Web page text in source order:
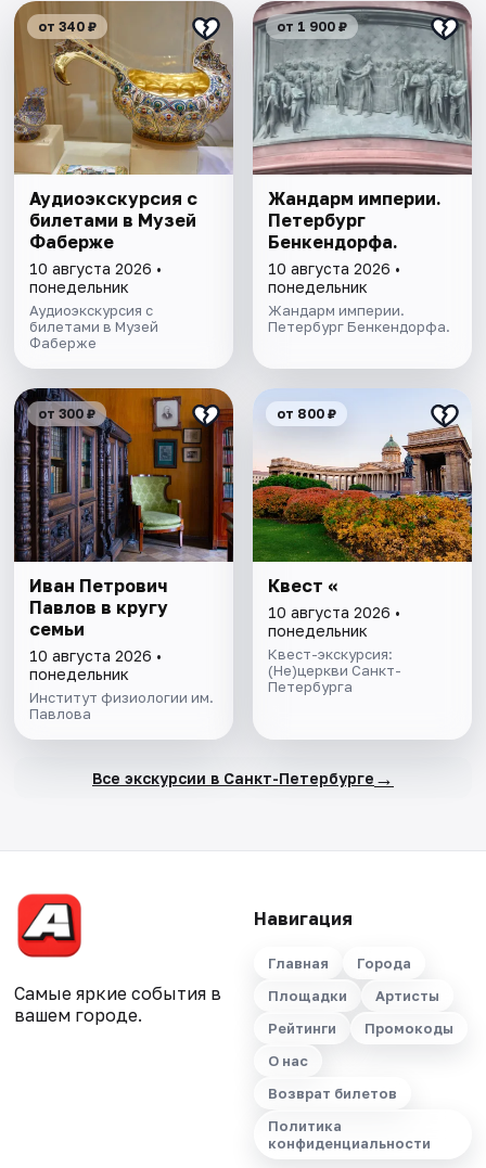
от 340 ₽
Аудиоэкскурсия с
билетами в Музей
Фаберже
10 августа 2026 •
понедельник
Аудиоэкскурсия с
билетами в Музей
Фаберже
от 1 900 ₽
Жандарм империи.
Петербург
Бенкендорфа.
10 августа 2026 •
понедельник
Жандарм империи.
Петербург Бенкендорфа.
от 300 ₽
Иван Петрович
Павлов в кругу
семьи
10 августа 2026 •
понедельник
Институт физиологии им.
Павлова
от 800 ₽
Квест «
10 августа 2026 •
понедельник
Квест-экскурсия:
(Не)церкви Санкт-
Петербурга
Все экскурсии в Санкт-Петербурге →
Самые яркие события в
вашем городе.
Навигация
Главная
Города
Площадки
Артисты
Рейтинги
Промокоды
О нас
Возврат билетов
Политика
конфиденциальности